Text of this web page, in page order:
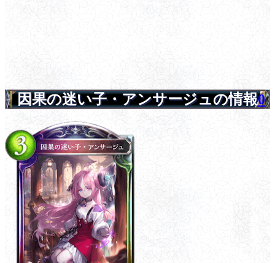
因果の迷い子・アンサージュの情報0